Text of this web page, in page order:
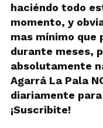
haciéndo todo
momento, y
mas mínimo que
durante meses,
absolutamente
Agarrá La Pala
diariamente
¡Suscribite!